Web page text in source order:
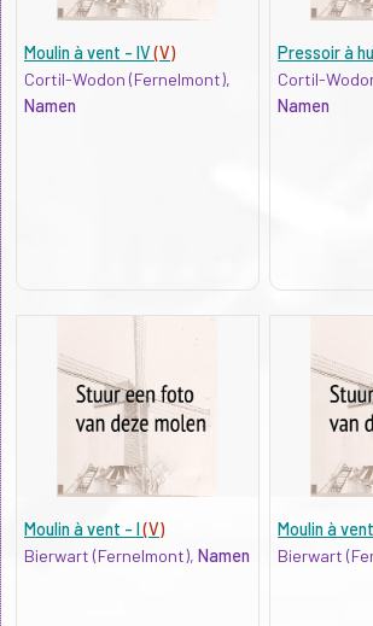
Moulin à vent - IV(V)
Cortil-Wodon (Fernelmont),
Namen
Pressoir à
Cortil-
Namen
Moulin à vent - I(V)
Bierwart (Fernelmont), Namen
Moulin à
Bierwart